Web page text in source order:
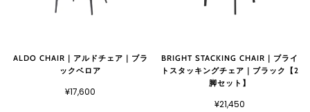
ALDO CHAIR｜アルドチェア｜ブラ
ックベロア
¥17,600
BRIGHT STACKING CHAIR｜ブライ
トスタッキングチェア｜ブラック【2
脚セット】
¥21,450